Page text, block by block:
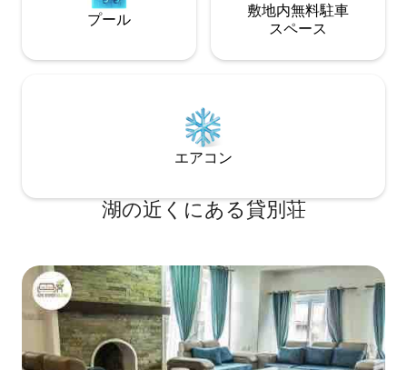
プール
敷地内無料駐⁠車
ス⁠ペ⁠ー⁠ス
エアコン
湖の近くにある貸別荘